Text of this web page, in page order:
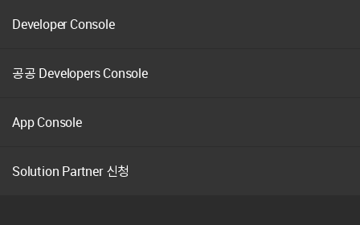
Developer Console
공공 Developers Console
App Console
Solution Partner 신청